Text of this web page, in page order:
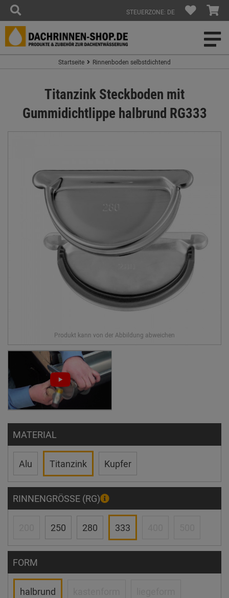
STEUERZONE: DE
Startseite Rinnenboden selbstdichtend
Titanzink Steckboden mit
Gummidichtlippe halbrund RG333
MATERIAL
Alu Titanzink Kupfer
RINNENGRÖSSE (RG)
250 280 333
FORM
halbrund